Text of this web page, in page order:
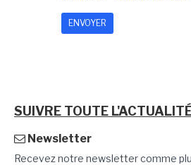
SUIVRE TOUTE
Newsletter
Recevez notre newsletter comme